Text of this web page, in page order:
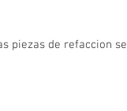
piezas de refaccion se